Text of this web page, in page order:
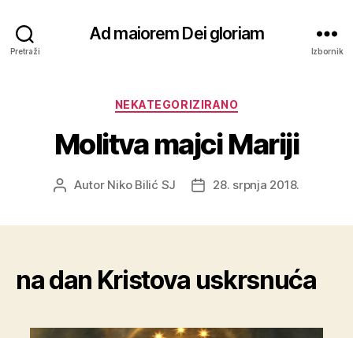
Pretraži
Ad maiorem Dei gloriam
Izbornik
Kategorije
NEKATEGORIZIRANO
Molitva majci Mariji
AutorAutor Niko Bilić SJ
Datum
28. srpnja 2018.
na dan Kristova uskrsnuća